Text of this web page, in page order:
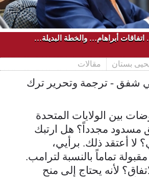
أبراهام… والخطة البديلة…
بستان مقالات
شفق - ترجمة وتحرير ترك
بين الولايات المتحدة
مسدود مجدداً؟ هل ارتبك
لا أعتقد ذلك. برأيي،
تماماً بالنسبة لترامب.
لأنه يحتاج إلى منح